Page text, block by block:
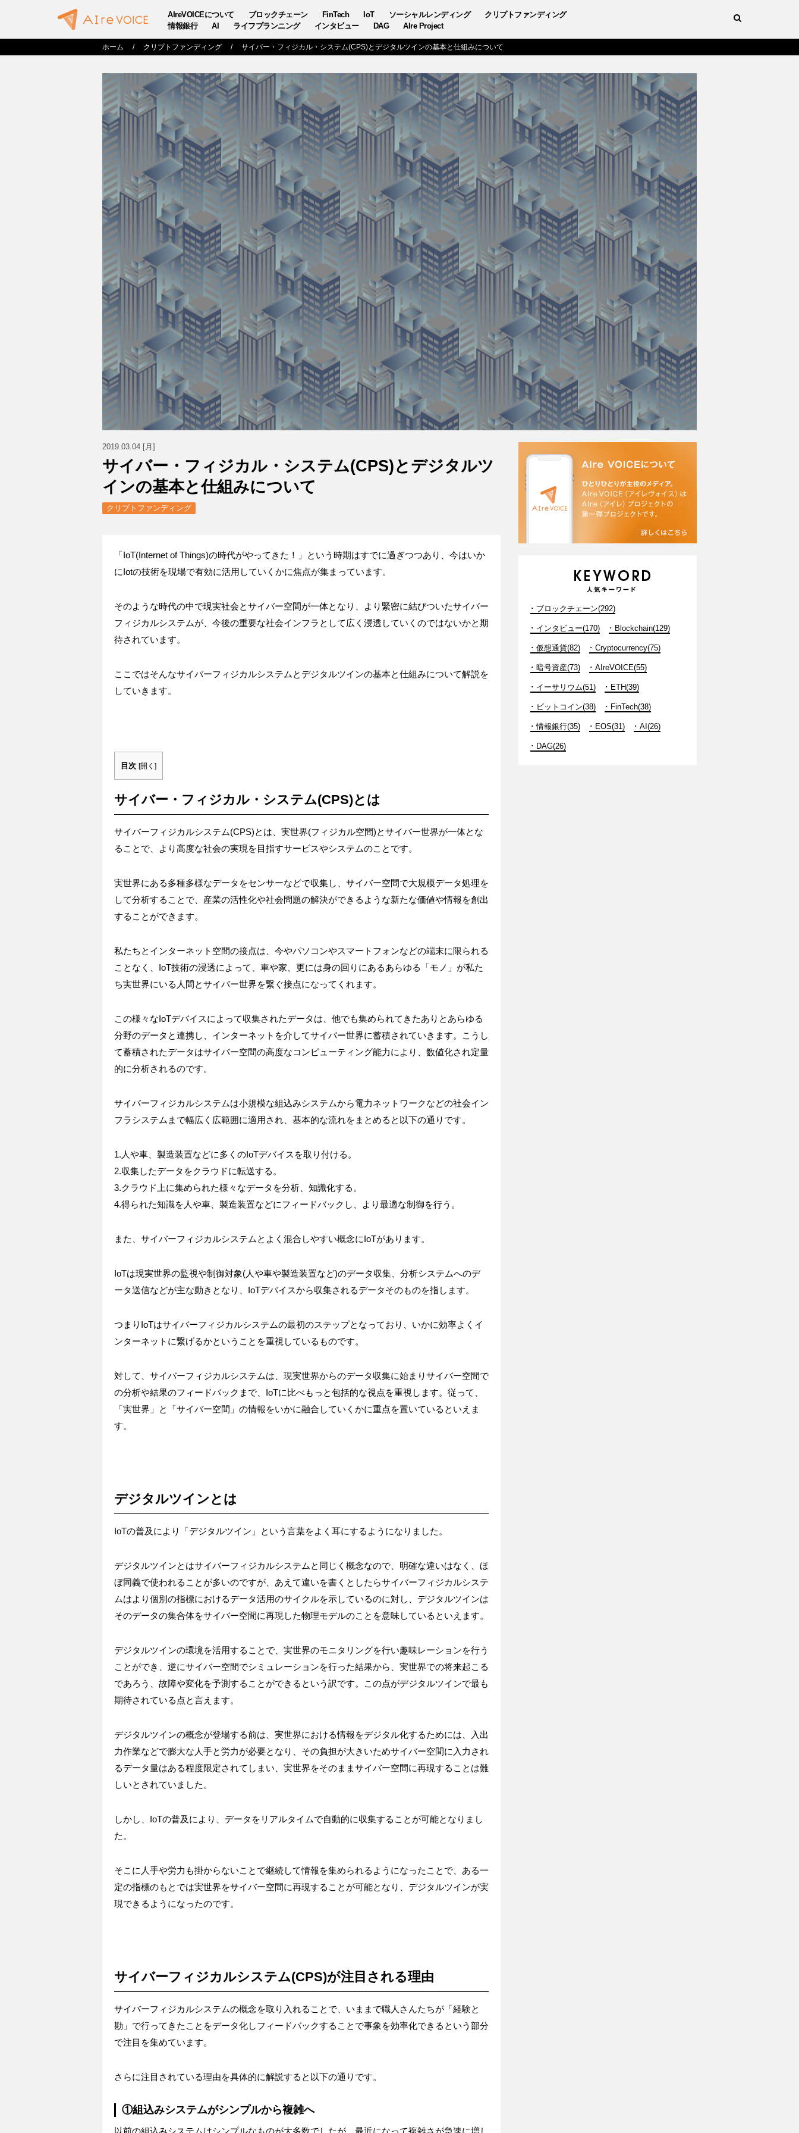
AIreVOICEについて ブロックチェーン FinTech IoT ソーシャルレンディング
クリプトファンディング
情報銀行
AI ライフプランニング インタビュー DAG AIre Project
ホーム クリプトファンディング サイバー・フィジカル・システム(CPS)とデジタルツインの基本と仕組みについて
2019.03.04 [月]
サイバー・フィジカル・システム(CPS)とデジタルツ
インの基本と仕組みについて
クリプトファンディング
「IoT(Internet of Things)の時代がやってきた！」という時期はすでに過ぎつつあり、今はいか
にIotの技術を現場で有効に活用していくかに焦点が集まっています。
そのような時代の中で現実社会とサイバー空間が一体となり、より緊密に結びついたサイバー
フィジカルシステムが、今後の重要な社会インフラとして広く浸透していくのではないかと期
待されています。
ここではそんなサイバーフィジカルシステムとデジタルツインの基本と仕組みについて解説を
していきます。
目次 [開く ]
サイバー・フィジカル・システム(CPS)とは
サイバーフィジカルシステム(CPS)とは、実世界(フィジカル空間)とサイバー世界が一体とな
ることで、より高度な社会の実現を目指すサービスやシステムのことです。
実世界にある多種多様なデータをセンサーなどで収集し、サイバー空間で大規模データ処理を
して分析することで、産業の活性化や社会問題の解決ができるような新たな価値や情報を創出
することができます。
私たちとインターネット空間の接点は、今やパソコンやスマートフォンなどの端末に限られる
ことなく、IoT技術の浸透によって、車や家、更には身の回りにあるあらゆる「モノ」が私た
ち実世界にいる人間とサイバー世界を繋ぐ接点になってくれます。
この様々なIoTデバイスによって収集されたデータは、他でも集められてきたありとあらゆる
分野のデータと連携し、インターネットを介してサイバー世界に蓄積されていきます。こうし
て蓄積されたデータはサイバー空間の高度なコンピューティング能力により、数値化され定量
的に分析されるのです。
サイバーフィジカルシステムは小規模な組込みシステムから電力ネットワークなどの社会イン
フラシステムまで幅広く広範囲に適用され、基本的な流れをまとめると以下の通りです。
1.人や車、製造装置などに多くのIoTデバイスを取り付ける。
2.収集したデータをクラウドに転送する。
3.クラウド上に集められた様々なデータを分析、知識化する。
4.得られた知識を人や車、製造装置などにフィードバックし、より最適な制御を行う。
また、サイバーフィジカルシステムとよく混合しやすい概念にIoTがあります。
IoTは現実世界の監視や制御対象(人や車や製造装置など)のデータ収集、分析システムへのデ
ータ送信などが主な動きとなり、IoTデバイスから収集されるデータそのものを指します。
つまりIoTはサイバーフィジカルシステムの最初のステップとなっており、いかに効率よくイ
ンターネットに繋げるかということを重視しているものです。
対して、サイバーフィジカルシステムは、現実世界からのデータ収集に始まりサイバー空間で
の分析や結果のフィードバックまで、IoTに比べもっと包括的な視点を重視します。従って、
「実世界」と「サイバー空間」の情報をいかに融合していくかに重点を置いているといえま
す。
デジタルツインとは
IoTの普及により「デジタルツイン」という言葉をよく耳にするようになりました。
デジタルツインとはサイバーフィジカルシステムと同じく概念なので、明確な違いはなく、ほ
ぼ同義で使われることが多いのですが、あえて違いを書くとしたらサイバーフィジカルシステ
ムはより個別の指標におけるデータ活用のサイクルを示しているのに対し、デジタルツインは
そのデータの集合体をサイバー空間に再現した物理モデルのことを意味しているといえます。
デジタルツインの環境を活用することで、実世界のモニタリングを行い趣味レーションを行う
ことができ、逆にサイバー空間でシミュレーションを行った結果から、実世界での将来起こる
であろう、故障や変化を予測することができるという訳です。この点がデジタルツインで最も
期待されている点と言えます。
デジタルツインの概念が登場する前は、実世界における情報をデジタル化するためには、入出
力作業などで膨大な人手と労力が必要となり、その負担が大きいためサイバー空間に入力され
るデータ量はある程度限定されてしまい、実世界をそのままサイバー空間に再現することは難
しいとされていました。
しかし、IoTの普及により、データをリアルタイムで自動的に収集することが可能となりまし
た。
そこに人手や労力も掛からないことで継続して情報を集められるようになったことで、ある一
定の指標のもとでは実世界をサイバー空間に再現することが可能となり、デジタルツインが実
現できるようになったのです。
サイバーフィジカルシステム(CPS)が注目される理由
サイバーフィジカルシステムの概念を取り入れることで、いままで職人さんたちが「経験と
勘」で行ってきたことをデータ化しフィードバックすることで事象を効率化できるという部分
で注目を集めています。
さらに注目されている理由を具体的に解説すると以下の通りです。
①組込みシステムがシンプルから複雑へ
ブロックチェーン(292)
インタビュー(170) Blockchain(129)
仮想通貨(82) Cryptocurrency(75)
暗号資産(73) AIreVOICE(55)
イーサリウム(51) ETH(39)
ビットコイン(38) FinTech(38)
情報銀行(35) EOS(31) AI(26)
DAG(26)